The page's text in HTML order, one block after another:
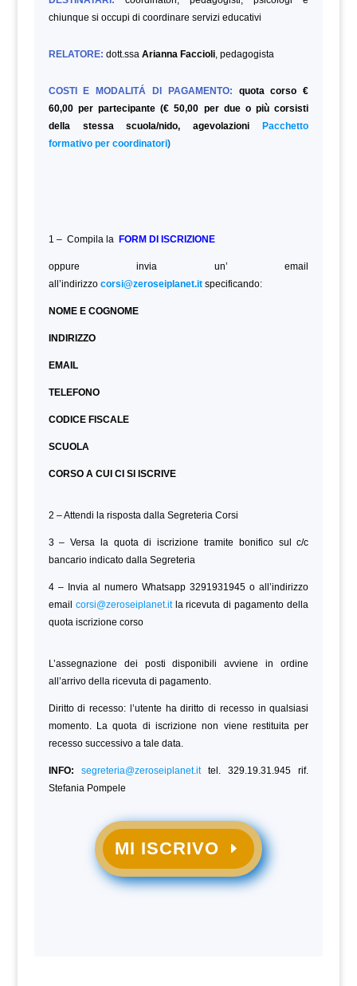
chiunque si occupi di coordinare servizi educativi
RELATORE: dott.ssa Arianna Faccioli, pedagogista
COSTI E MODALITÁ DI PAGAMENTO:
quota corso €
60,00 per partecipante (€ 50,00 per due o più corsisti
della stessa scuola/nido, agevolazioniPacchetto
formativo per coordinatori)
1 – Compila la FORM DI ISCRIZIONE
oppure invia un’ email
all’indirizzo corsi@zeroseiplanet.itspecificando:
NOME E COGNOME
INDIRIZZO
EMAIL
TELEFONO
CODICE FISCALE
SCUOLA
CORSO A CUI CI SI ISCRIVE
2 – Attendi la risposta dalla Segreteria Corsi
3 – Versa la quota di iscrizione tramite bonifico sul c/c
bancario indicato dalla Segreteria
4 – Invia al numero Whatsapp 3291931945 o all’indirizzo
email corsi@zeroseiplanet.itla ricevuta di pagamento della
quota iscrizione corso
L’assegnazione dei posti disponibili avviene in ordine
all’arrivo della ricevuta di pagamento.
Diritto di recesso: l’utente ha diritto di recesso in qualsiasi
momento. La quota di iscrizione non viene restituita per
recesso successivo a tale data.
INFO: segreteria@zeroseiplanet.ittel. 329.19.31.945 rif.
Stefania Pompele
MI ISCRIVO